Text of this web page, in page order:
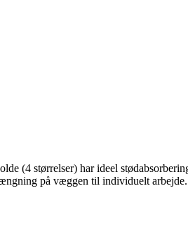
(4 størrelser) har ideel
på væggen til individuelt